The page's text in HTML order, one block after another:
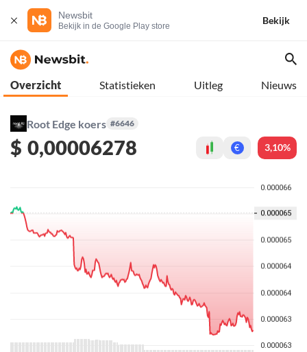
Newsbit
Bekijk in de Google Play store
Bekijk
Overzicht Statistieken Uitleg Nieuws
Root Edge koers #6646
$ 0,00006278 € 3,10%